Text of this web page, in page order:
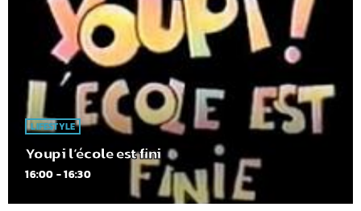
LIFESTYLE
Youpi l’école est fini
16:00 - 16:30